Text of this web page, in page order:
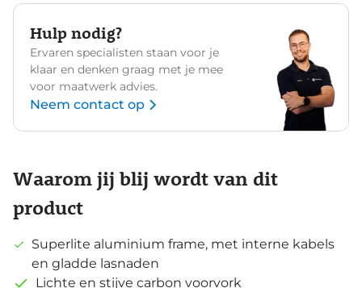
Hulp nodig?
Ervaren specialisten staan voor je
klaar en denken graag met je mee
voor maatwerk advies.
Neem contact op
Waarom jij blij wordt van dit
product
Superlite aluminium frame, met interne kabels
en gladde lasnaden
Lichte en stijve carbon voorvork